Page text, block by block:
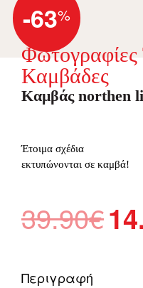
-63%
Καμβάδες
Καμβάς northen
Έτοιμα σχέδια
εκτυπώνονται σε καμβά!
39.90€ price
Περιγραφή